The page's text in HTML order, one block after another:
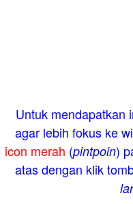
Untuk mendapatkan
agar lebih fokus ke
icon merah (pintpoin)
atas dengan klik